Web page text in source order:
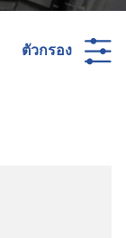
ตัวกรอง